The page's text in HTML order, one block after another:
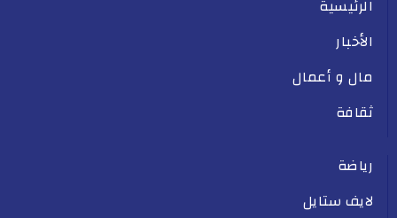
الرئيسية
الأخبار
مال و أعمال
ثقافة
رياضة
لايف ستايل